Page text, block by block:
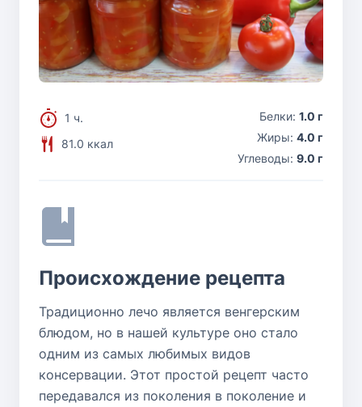
1 ч.
81.0 ккал
Белки: 1.0 г
Жиры: 4.0 г
Углеводы: 9.0 г
Происхождение рецепта
Традиционно лечо является венгерским
блюдом, но в нашей культуре оно стало
одним из самых любимых видов
консервации. Этот простой рецепт часто
передавался из поколения в поколение и